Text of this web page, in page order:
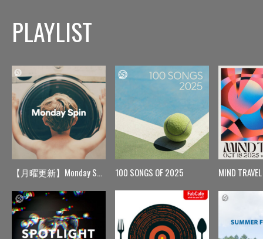
PLAYLIST
【月曜更新】Monday Spin 100 SONGS OF 2025 MIND TRAVEL